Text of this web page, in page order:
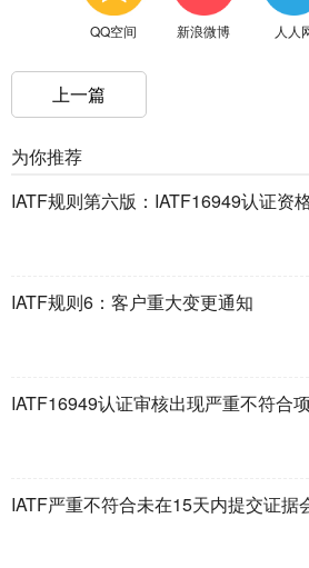
QQ空间 新浪微博 人人
上一篇
为你推荐
IATF规则第六版：IATF16949认证资
IATF规则6：客户重大变更通知
IATF16949认证审核出现严重不符合
IATF严重不符合未在15天内提交证据